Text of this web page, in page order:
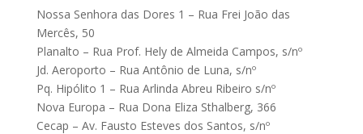
Nossa Senhora das Dores 1 – Rua Frei João das
Mercês, 50
Planalto – Rua Prof. Hely de Almeida Campos, s/nº
Jd. Aeroporto – Rua Antônio de Luna, s/nº
Pq. Hipólito 1 – Rua Arlinda Abreu Ribeiro s/nº
Nova Europa – Rua Dona Eliza Sthalberg, 366
Cecap – Av. Fausto Esteves dos Santos, s/nº